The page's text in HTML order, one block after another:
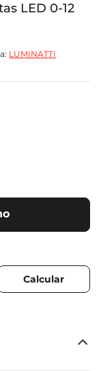
LED 0-12
LUMINATTI